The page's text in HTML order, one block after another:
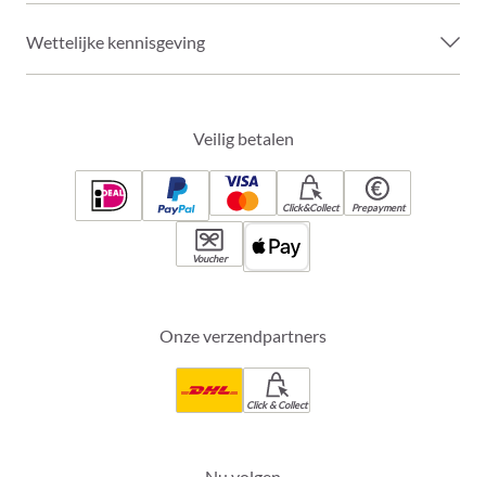
Wettelijke kennisgeving
Veilig betalen
Click&Collect Prepayment
Voucher
Onze verzendpartners
Click & Collect